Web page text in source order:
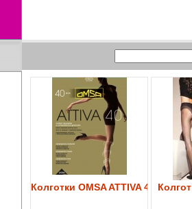
Колготки OMSA ATTIVA 40